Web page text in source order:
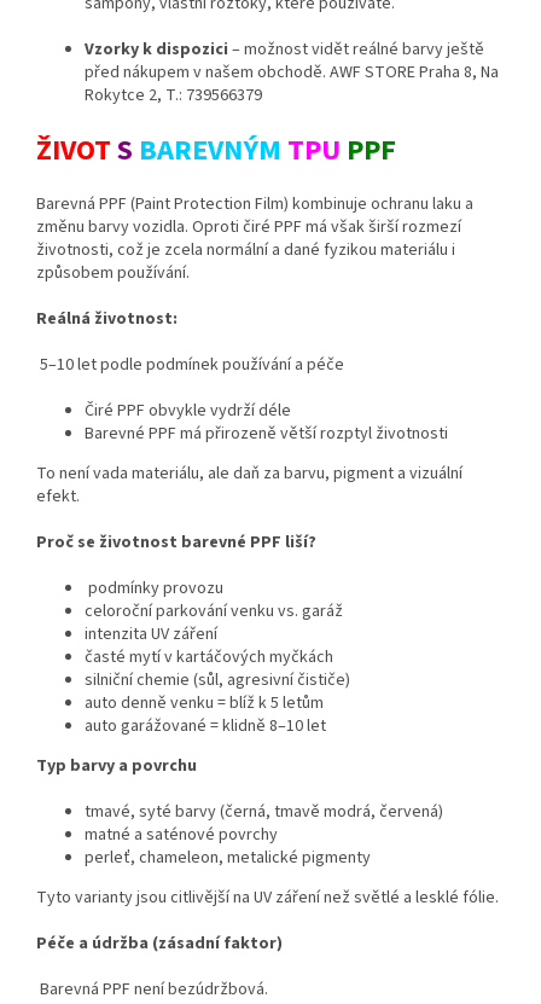
Vzorky k dispozici – možnost vidět reálné barvy ještě
před nákupem v našem obchodě. AWF STORE Praha 8, Na
Rokytce 2, T.: 739566379
ŽIVOTS BAREVNÝM TPU PPF
Barevná PPF (Paint Protection Film) kombinuje ochranu laku a
změnu barvy vozidla. Oproti čiré PPF má však širší rozmezí
životnosti, což je zcela normální a dané fyzikou materiálu i
způsobem používání.
Reálná životnost:
5–10 let podle podmínek používání a péče
Čiré PPF obvykle vydrží déle
Barevné PPF má přirozeně větší rozptyl životnosti
To není vada materiálu, ale daň za barvu, pigment a vizuální
efekt.
Proč se životnost barevné PPF liší?
podmínky provozu
celoroční parkování venku vs. garáž
intenzita UV záření
časté mytí v kartáčových myčkách
silniční chemie (sůl, agresivní čističe)
auto denně venku = blíž k 5 letům
auto garážované = klidně 8–10 let
Typ barvy a povrchu
tmavé, syté barvy (černá, tmavě modrá, červená)
matné a saténové povrchy
perleť, chameleon, metalické pigmenty
Tyto varianty jsou citlivější na UV záření než světlé a lesklé fólie.
Péče a údržba (zásadní faktor)
Barevná PPF není bezúdržbová.